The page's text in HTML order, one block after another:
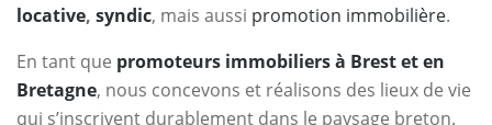
locative, syndic, mais aussi promotion immobilière.
En tant que promoteurs immobiliers à Brest et en
Bretagne, nous concevons et réalisons des lieux de vie
qui s’inscrivent durablement dans le paysage breton.